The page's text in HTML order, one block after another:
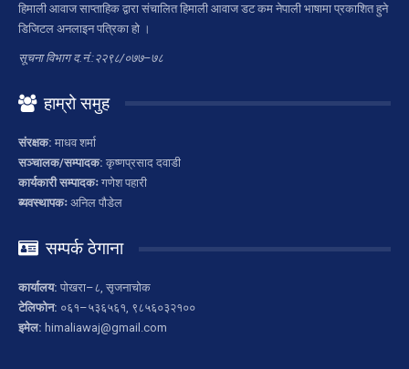
हिमाली आवाज साप्ताहिक द्वारा संचालित हिमाली आवाज डट कम नेपाली भाषामा प्रकाशित हुने
डिजिटल अनलाइन पत्रिका हो ।
सूचना विभाग द.नं.:२२९८/०७७–७८
हाम्रो समुह
संरक्षक: माधव शर्मा
सञ्चालक/सम्पादक: कृष्णप्रसाद दवाडी
कार्यकारी सम्पादकः गणेश पहारी
ब्यवस्थापकः अनिल पौडेल
सम्पर्क ठेगाना
कार्यालय: पोखरा–८, सृजनाचोक
टेलिफोन: ०६१–५३६५६१, ९८५६०३२१००
इमेल: himaliawaj@gmail.com